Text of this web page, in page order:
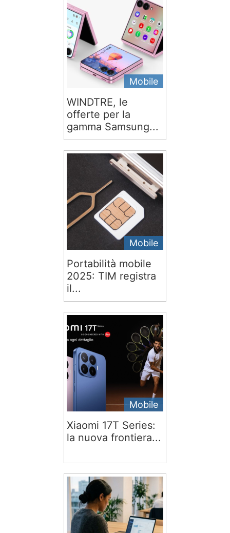
Mobile
WINDTRE, le
offerte per la
gamma Samsung...
Mobile
Portabilità mobile
2025: TIM registra
il...
Mobile
Xiaomi 17T Series:
la nuova frontiera...